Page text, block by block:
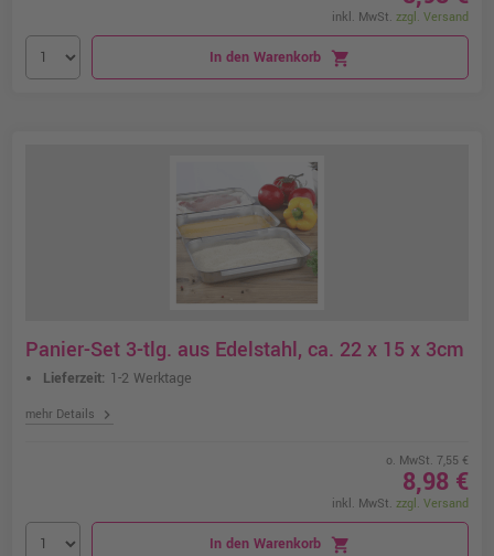
inkl. MwSt. zzgl. Versand
In den Warenkorb shopping_cart
Panier-Set 3-tlg. aus Edelstahl, ca. 22 x 15 x 3cm
Lieferzeit: 1-2 Werktage
mehr Details chevron_right
o. MwSt. 7,55 €
8,98 €
inkl. MwSt. zzgl. Versand
In den Warenkorb shopping_cart